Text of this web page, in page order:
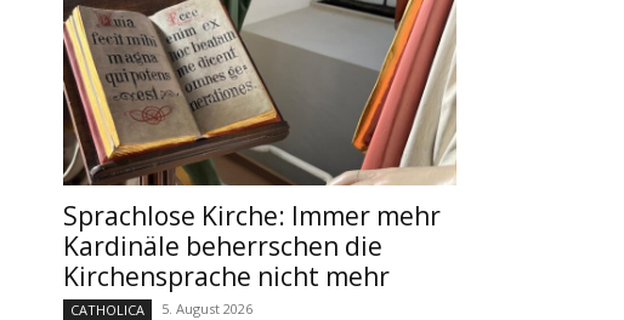
Sprachlose Kirche: Immer mehr
Kardinäle beherrschen die
Kirchensprache nicht mehr
CATHOLICA 5. August 2026